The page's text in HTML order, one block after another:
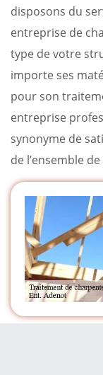
disposons du
entreprise de
type de votre
importe ses
pour son
entreprise
synonyme de
de l’ensemble